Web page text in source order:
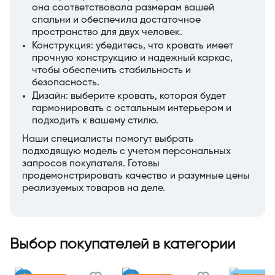
она соответствовала размерам вашей
спальни и обеспечила достаточное
пространство для двух человек.
Конструкция: убедитесь, что кровать имеет
прочную конструкцию и надежный каркас,
чтобы обеспечить стабильность и
безопасность.
Дизайн: выберите кровать, которая будет
гармонировать с остальным интерьером и
подходить к вашему стилю.
Наши специалисты помогут выбрать
подходящую модель с учетом персональных
запросов покупателя. Готовы
продемонстрировать качество и разумные цены
реализуемых товаров на деле.
Выбор покупателей в категории